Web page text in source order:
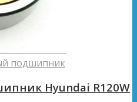
подшипник
Hyundai R120W